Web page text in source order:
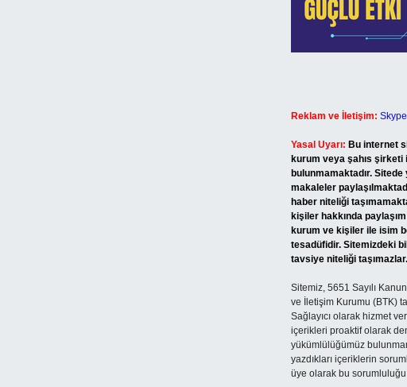
Reklam ve İletişim:
Yasal Uyarı: Bu internet
kurum veya şahıs şirketi
bulunmamaktadır. Sitede
makaleler
haber niteliği
kişiler hakkında
kurum ve kişiler ile isim
tesadüfidir. Sitemizdeki
tavsiye niteliği taşımazlar.
Sitemiz, 5651 Sayılı
ve İletişim Kurumu (BTK)
Sağlayıcı olarak hizmet
içerikleri proaktif olarak
yükümlülüğümüz
yazdıkları içeriklerin
üye olarak bu sorumluluğu